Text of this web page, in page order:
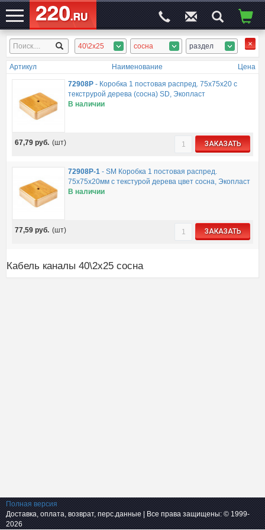
ЭЛЕКТРОСАЙТ№1 40\2x25 сосна раздел
Артикул Наименование Цена
72908P- Коробка 1 постовая распред. 75х75х20 c
текструрой дерева (сосна) SD, Экопласт
В наличии
67,79 руб. (шт) ЗАКАЗАТЬ
72908P-1- SM Коробка 1 постовая распред.
75х75х20мм c текстурой дерева цвет сосна, Экопласт
В наличии
77,59 руб. (шт) ЗАКАЗАТЬ
Кабель каналы 40\2x25 сосна
Полная версия
Доставка, оплата, возврат, перс.данные | Все права защищены: © 1999-
2026